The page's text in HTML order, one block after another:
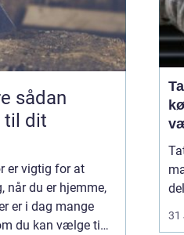
til dit
er vigtig for at
når du er hjemme,
er i dag mange
du kan vælge til
31